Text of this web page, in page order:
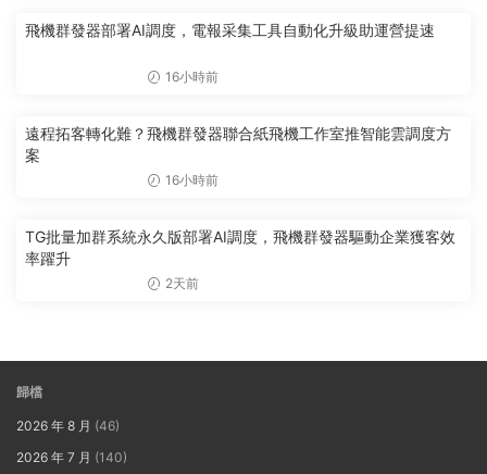
飛機群發器部署AI調度，電報采集工具自動化升級助運營提速
16小時前
遠程拓客轉化難？飛機群發器聯合紙飛機工作室推智能雲調度方
案
16小時前
TG批量加群系統永久版部署AI調度，飛機群發器驅動企業獲客效
率躍升
2天前
歸檔
2026 年 8 月 (46)
2026 年 7 月 (140)